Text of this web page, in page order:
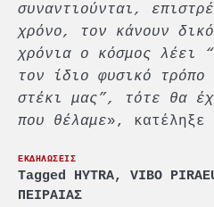
συναντιούνται,
χρόνο, τον κάνουν
χρόνια ο κόσμος λέει
τον ίδιο φυσικό
στέκι μας”, τότε θα
που θέλαμε», κατέληξε
ΕΚΔΗΛΩΣΕΙΣ
Tagged HYTRA, VIBO
ΠΕΙΡΑΙΑΣ